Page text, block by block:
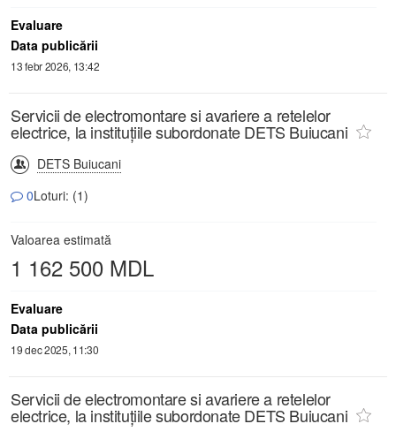
Evaluare
Data publicării
13 febr 2026, 13:42
Servicii de electromontare si avariere a retelelor
electrice, la instituțiile subordonate DETS Buiucani
DETS Buiucani
0Loturi: (1)
Valoarea estimată
1 162 500 MDL
Evaluare
Data publicării
19 dec 2025, 11:30
Servicii de electromontare si avariere a retelelor
electrice, la instituțiile subordonate DETS Buiucani